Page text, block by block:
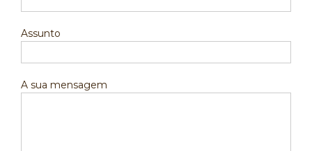
Assunto
A sua mensagem